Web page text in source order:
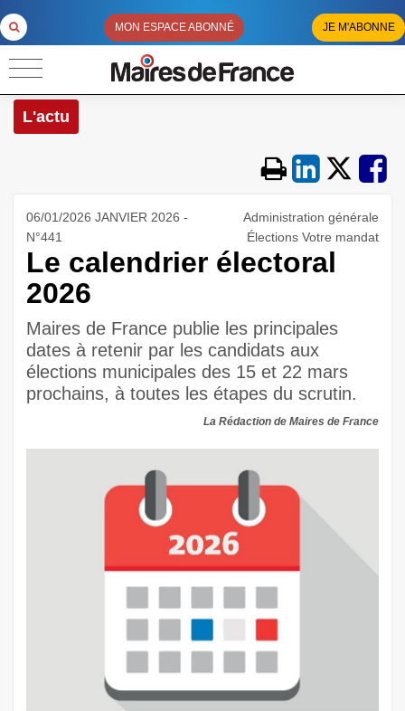
MON ESPACE ABONNÉ JE M'ABONNE
L'actu
06/01/2026 JANVIER 2026 -
N°441
Administration générale
Élections Votre mandat
Le calendrier électoral
2026
Maires de France publie les principales
dates à retenir par les candidats aux
élections municipales des 15 et 22 mars
prochains, à toutes les étapes du scrutin.
La Rédaction de Maires de France